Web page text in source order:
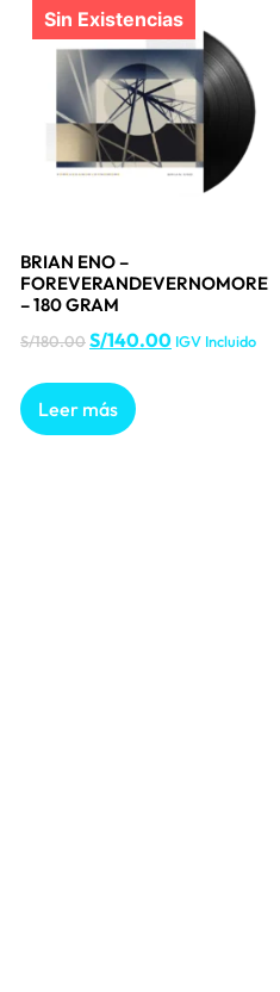
BRIAN ENO –
FOREVERANDEVERNOMORE
– 180 GRAM
S/180.00S/140.00 IGV Incluido
Leer más